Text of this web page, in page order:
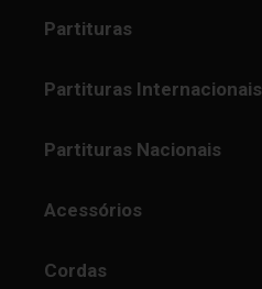
Partituras
Partituras Internacionais
Partituras Nacionais
Acessórios
Cordas